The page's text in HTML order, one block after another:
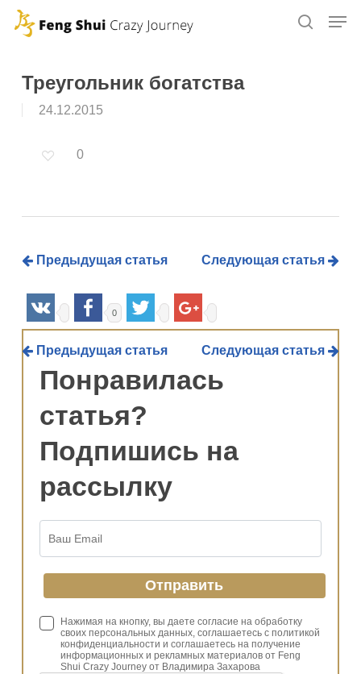
Skip
contentТреугольник богатства
24.12.2015
0
Предыдущая статья Следующая статья
0
Предыдущая статья Следующая статья
Понравилась
статья?
Подпишись на
рассылку
Нажимая на кнопку, вы даете согласие на обработку
своих персональных данных, соглашаетесь с политикой
конфиденциальности и соглашаетесь на получение
информационных и рекламных материалов от Feng
Shui Crazy Journey от Владимира Захарова